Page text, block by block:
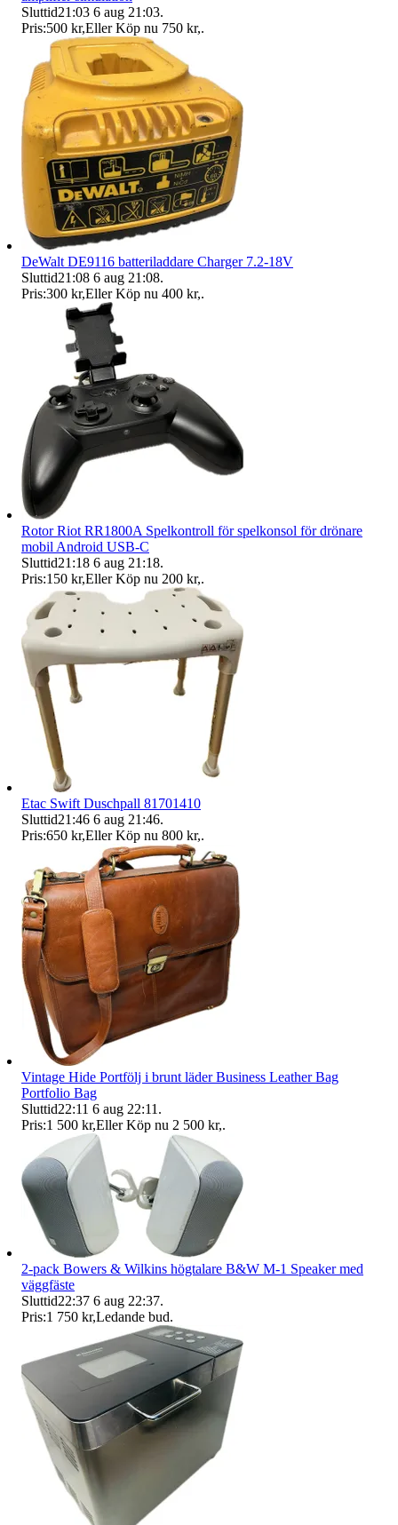
Sluttid21:03 6 aug 21:03.
Pris:500 kr,Eller Köp nu 750 kr,.
DeWalt DE9116 batteriladdare Charger 7.2-18V
Sluttid21:08 6 aug 21:08.
Pris:300 kr,Eller Köp nu 400 kr,.
Rotor Riot RR1800A Spelkontroll för spelkonsol för drönare
mobil Android USB-C
Sluttid21:18 6 aug 21:18.
Pris:150 kr,Eller Köp nu 200 kr,.
Etac Swift Duschpall 81701410
Sluttid21:46 6 aug 21:46.
Pris:650 kr,Eller Köp nu 800 kr,.
Vintage Hide Portfölj i brunt läder Business Leather Bag
Portfolio Bag
Sluttid22:11 6 aug 22:11 .
Pris:1 500 kr,Eller Köp nu 2 500 kr,.
2-pack Bowers & Wilkins högtalare B&W M-1 Speaker med
väggfäste
Sluttid22:37 6 aug 22:37.
Pris:1 750 kr,Ledande bud.